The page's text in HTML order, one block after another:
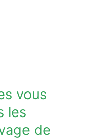
vous
les
de